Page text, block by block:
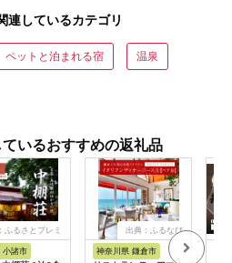
連しているカテゴリ
ペットと泊まれる宿 温泉
いるおすすめの返礼品
ふるさとプレミ
小諸市
出典：ふるなび
神奈川県 鎌倉市